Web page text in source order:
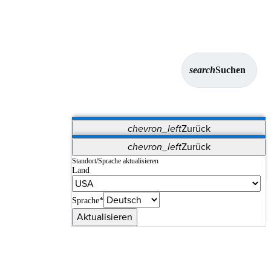
searchSuchen
chevron_leftZurück
Vet Systems OrthoPedia Patient
Supplier Portal
Synergy-Bildgebung und -Resektion
chevron_leftZurück
Standort/Sprache aktualisieren
Land
Sprache*
Aktualisieren